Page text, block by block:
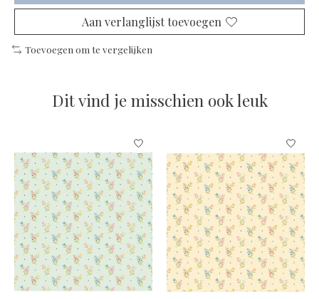
Aan verlanglijst toevoegen
Toevoegen om te vergelijken
Dit vind je misschien ook leuk
Items van productcarrousel